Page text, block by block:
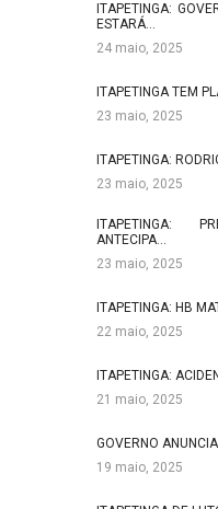
ITAPETINGA:
ESTARÁ…
24 maio, 2025
ITAPETINGA TEM
23 maio, 2025
ITAPETINGA:
23 maio, 2025
ITAPETINGA:
ANTECIPA…
23 maio, 2025
ITAPETINGA: HB
22 maio, 2025
ITAPETINGA:
21 maio, 2025
GOVERNO
19 maio, 2025